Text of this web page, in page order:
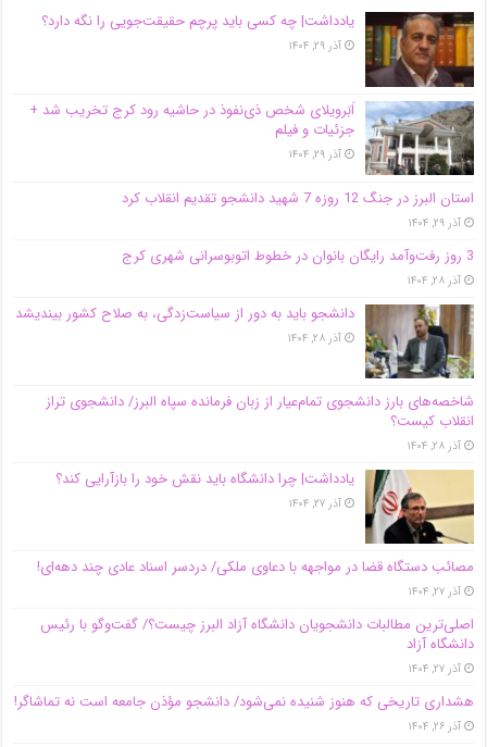
یادداشت| ‌چه کسی باید پرچم حقیقت‌جویی را نگه دارد؟
آذر ۲۹, ۱۴۰۴
اَبَر‌ویلای شخص ذی‌نفوذ در حاشیه‌ رود کرج تخریب شد +
جزئیات و فیلم
آذر ۲۹, ۱۴۰۴
استان البرز در جنگ 12 روزه 7 شهید دانشجو تقدیم انقلاب کرد
آذر ۲۹, ۱۴۰۴
3 روز رفت‌وآمد رایگان بانوان در خطوط اتوبوسرانی شهری کرج
آذر ۲۸, ۱۴۰۴
دانشجو باید به دور از سیاست‌زدگی، به صلاح کشور بیندیشد
آذر ۲۸, ۱۴۰۴
شاخصه‌های بارز دانشجوی تمام‌عیار از زبان فرمانده سپاه البرز/ دانشجوی تراز
انقلاب کیست؟
آذر ۲۸, ۱۴۰۴
یادداشت| چرا دانشگاه باید نقش خود را بازآرایی کند؟
آذر ۲۷, ۱۴۰۴
مصائب دستگاه قضا در مواجهه با دعاوی ملکی/ دردسر اسناد عادی چند‌ دهه‌ای!
آذر ۲۷, ۱۴۰۴
اصلی‌ترین مطالبات دانشجویان دانشگاه آزاد البرز چیست؟/ گفت‌وگو با رئیس
دانشگاه آز‌اد
آذر ۲۷, ۱۴۰۴
هشداری تاریخی که هنوز شنیده نمی‌شود/ دانشجو مؤذن جامعه است نه تماشاگر!
آذر ۲۶, ۱۴۰۴